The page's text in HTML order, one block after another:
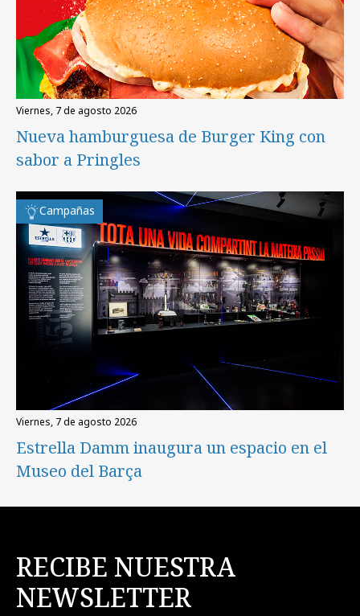
viernes, 7 de agosto 2026
Nueva hamburguesa de Burger King con
sabor a Pringles
Campañas
viernes, 7 de agosto 2026
Estrella Damm inaugura un espacio en el
Museo del Barça
RECIBE NUESTRA
NEWSLETTER